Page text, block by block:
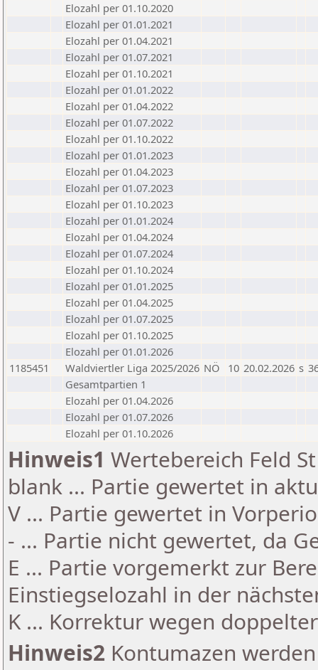
Elozahl per 01.10.2020
Elozahl per 01.01.2021
Elozahl per 01.04.2021
Elozahl per 01.07.2021
Elozahl per 01.10.2021
Elozahl per 01.01.2022
Elozahl per 01.04.2022
Elozahl per 01.07.2022
Elozahl per 01.10.2022
Elozahl per 01.01.2023
Elozahl per 01.04.2023
Elozahl per 01.07.2023
Elozahl per 01.10.2023
Elozahl per 01.01.2024
Elozahl per 01.04.2024
Elozahl per 01.07.2024
Elozahl per 01.10.2024
Elozahl per 01.01.2025
Elozahl per 01.04.2025
Elozahl per 01.07.2025
Elozahl per 01.10.2025
Elozahl per 01.01.2026
1185451
Waldviertler Liga 2025/2026 NÖ 10 20.02.2026 s
Gesamtpartien 1
Elozahl per 01.04.2026
Elozahl per 01.07.2026
Elozahl per 01.10.2026
Hinweis1 Wertebereich Feld
blank ... Partie gewertet in
V ... Partie gewertet in
- ... Partie nicht gewertet, da
E ... Partie vorgemerkt zur
Einstiegselozahl in der
K ... Korrektur wegen
Hinweis2 Kontumazen